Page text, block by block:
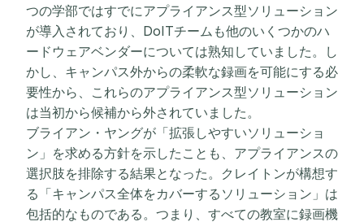
つの学部ではすでにアプライアンス型ソリューション
が導入されており、DoITチームも他のいくつかのハ
ードウェアベンダーについては熟知していました。し
かし、キャンパス外からの柔軟な録画を可能にする必
要性から、これらのアプライアンス型ソリューション
は当初から候補から外されていました。
ブライアン・ヤングが「拡張しやすいソリューショ
ン」を求める方針を示したことも、アプライアンスの
選択肢を排除する結果となった。クレイトンが構想す
る「キャンパス全体をカバーするソリューション」は
包括的なものである。つまり、すべての教室に録画機